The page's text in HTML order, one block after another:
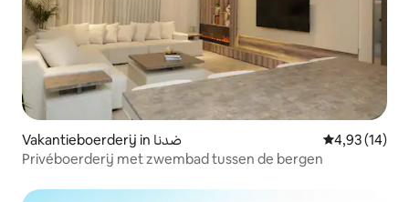
Vakantieboerderij in ضدنا Gemiddelde
4,93 (14)
Privéboerderij met zwembad tussen de bergen